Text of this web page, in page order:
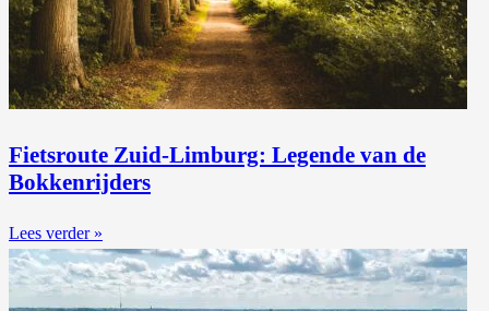
Fietsroute Zuid-Limburg: Legende van de
Bokkenrijders
Lees verder »